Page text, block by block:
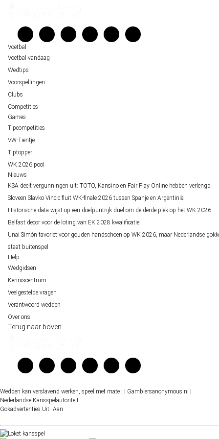
Verantwoord wedden
Over ons
Voetbal
Voetbal vandaag
Wedtips
Voorspellingen
Clubs
Competities
Games
Tipcompetities
VW-Tientje
Tiptopper
WK 2026 pool
Nieuws
KSA deelt vergunningen uit: TOTO, Kansino en Fair Play Online hebben verlengd
Sloveen Slavko Vincic fluit WK-finale 2026 tussen Spanje en Argentinië
Historische data wijst op een doelpuntrijk duel om de derde plek op het WK 2026
Belfast decor voor de loting van EK 2028 kwalificatie
Unai Simón favoriet voor gouden handschoen op WK 2026, maar Nederlandse
staat buitenspel
Help
Wedgidsen
Kenniscentrum
Veelgestelde vragen
Verantwoord wedden
Over ons
Terug naar boven
Wedden kan verslavend werken, speel met mate | | Gamblersanonymous.nl
Nederlandse Kansspelautoriteit
Gokadvertenties Uit Aan